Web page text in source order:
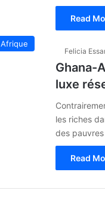
Read
Afrique
Felicia
Ghana-
luxe
les riches
des
Read